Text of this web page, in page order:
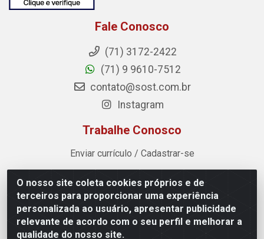
O nosso site coleta cookies próprios e de
terceiros para proporcionar uma experiência
personalizada ao usuário, apresentar publicidade
relevante de acordo com o seu perfil e melhorar a
qualidade do nosso site.
Fale Conosco
(71) 3172-2422
(71) 9 9610-7512
contato@sost.com.br
Instagram
Trabalhe Conosco
Enviar currículo / Cadastrar-se
Sost Distribuidora - Rua Cândido Rissut, 254 - Recreio
Ipitanga, Lauro de Freitas/BA - CEP 42.700-590 - CNPJ
07.041.307/0001-80